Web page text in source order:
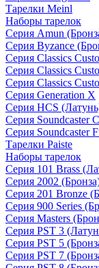
Тарелки Meinl
Наборы тарелок
Серия Amun
Серия Byzance
Серия Classics
Серия Classics
Серия Classics
Серия Generation X
Серия HCS
Серия Soundcaster
Серия Soundcaster
Тарелки Paiste
Наборы тарелок
Серия 101 Brass
Серия 2002
Серия 201 Bronze
Серия 900 Series
Серия Masters
Серия PST 3
Серия PST 5
Серия PST 7